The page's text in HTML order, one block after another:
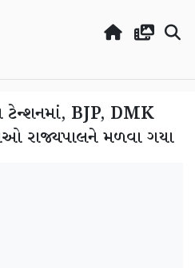
ટેન્શનમાં, BJP, DMK
રાજ્યપાલને મળવા ગયા